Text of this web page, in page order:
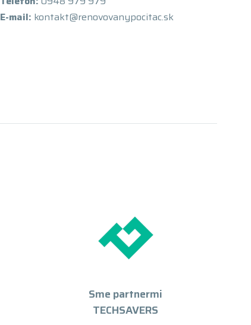
E-mail: kontakt@renovovanypocitac.sk
Sme partnermi
TECHSAVERS